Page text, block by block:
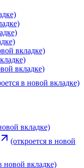
вкладке)
вкладке)
в новой вкладке)
вкладке)
(откроется в новой
новой вкладке)